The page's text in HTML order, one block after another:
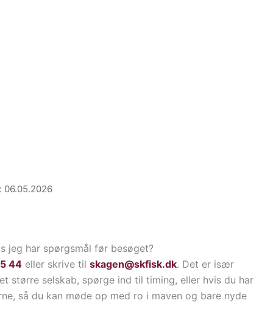
06.05.2026
jeg har spørgsmål før besøget?
44 eller skrive til skagen@skfisk.dk. Det er især
større selskab, spørge ind til timing, eller hvis du har
så du kan møde op med ro i maven og bare nyde